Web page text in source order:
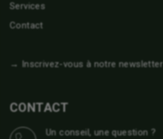
Services
Contact
→ Inscrivez-vous à notre newsletter
CONTACT
Un conseil, une question ?